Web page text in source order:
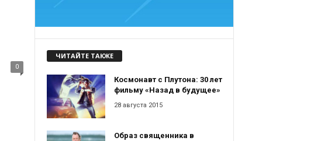
0
ЧИТАЙТЕ ТАКЖЕ
Космонавт с Плутона: 30 лет
фильму «Назад в будущее»
28 августа 2015
Образ священника в